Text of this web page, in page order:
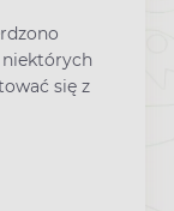
się z